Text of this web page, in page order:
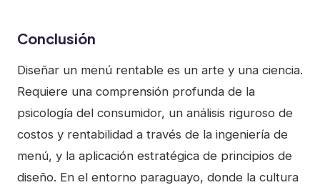
Conclusión
Diseñar un menú rentable es un arte y una ciencia.
Requiere una comprensión profunda de la
psicología del consumidor, un análisis riguroso de
costos y rentabilidad a través de la ingeniería de
menú, y la aplicación estratégica de principios de
diseño. En el entorno paraguayo, donde la cultura